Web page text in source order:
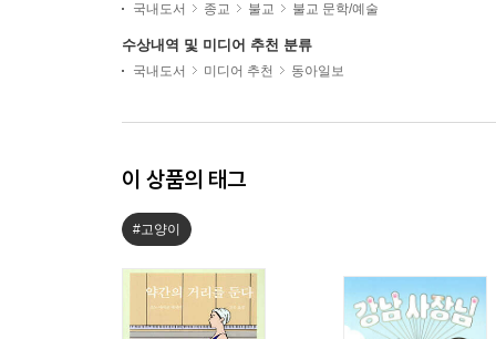
국내도서
종교 불교 불교 문학/예술
수상내역 및 미디어 추천 분류
국내도서 미디어 추천 동아일보
이 상품의 태그
#고양이